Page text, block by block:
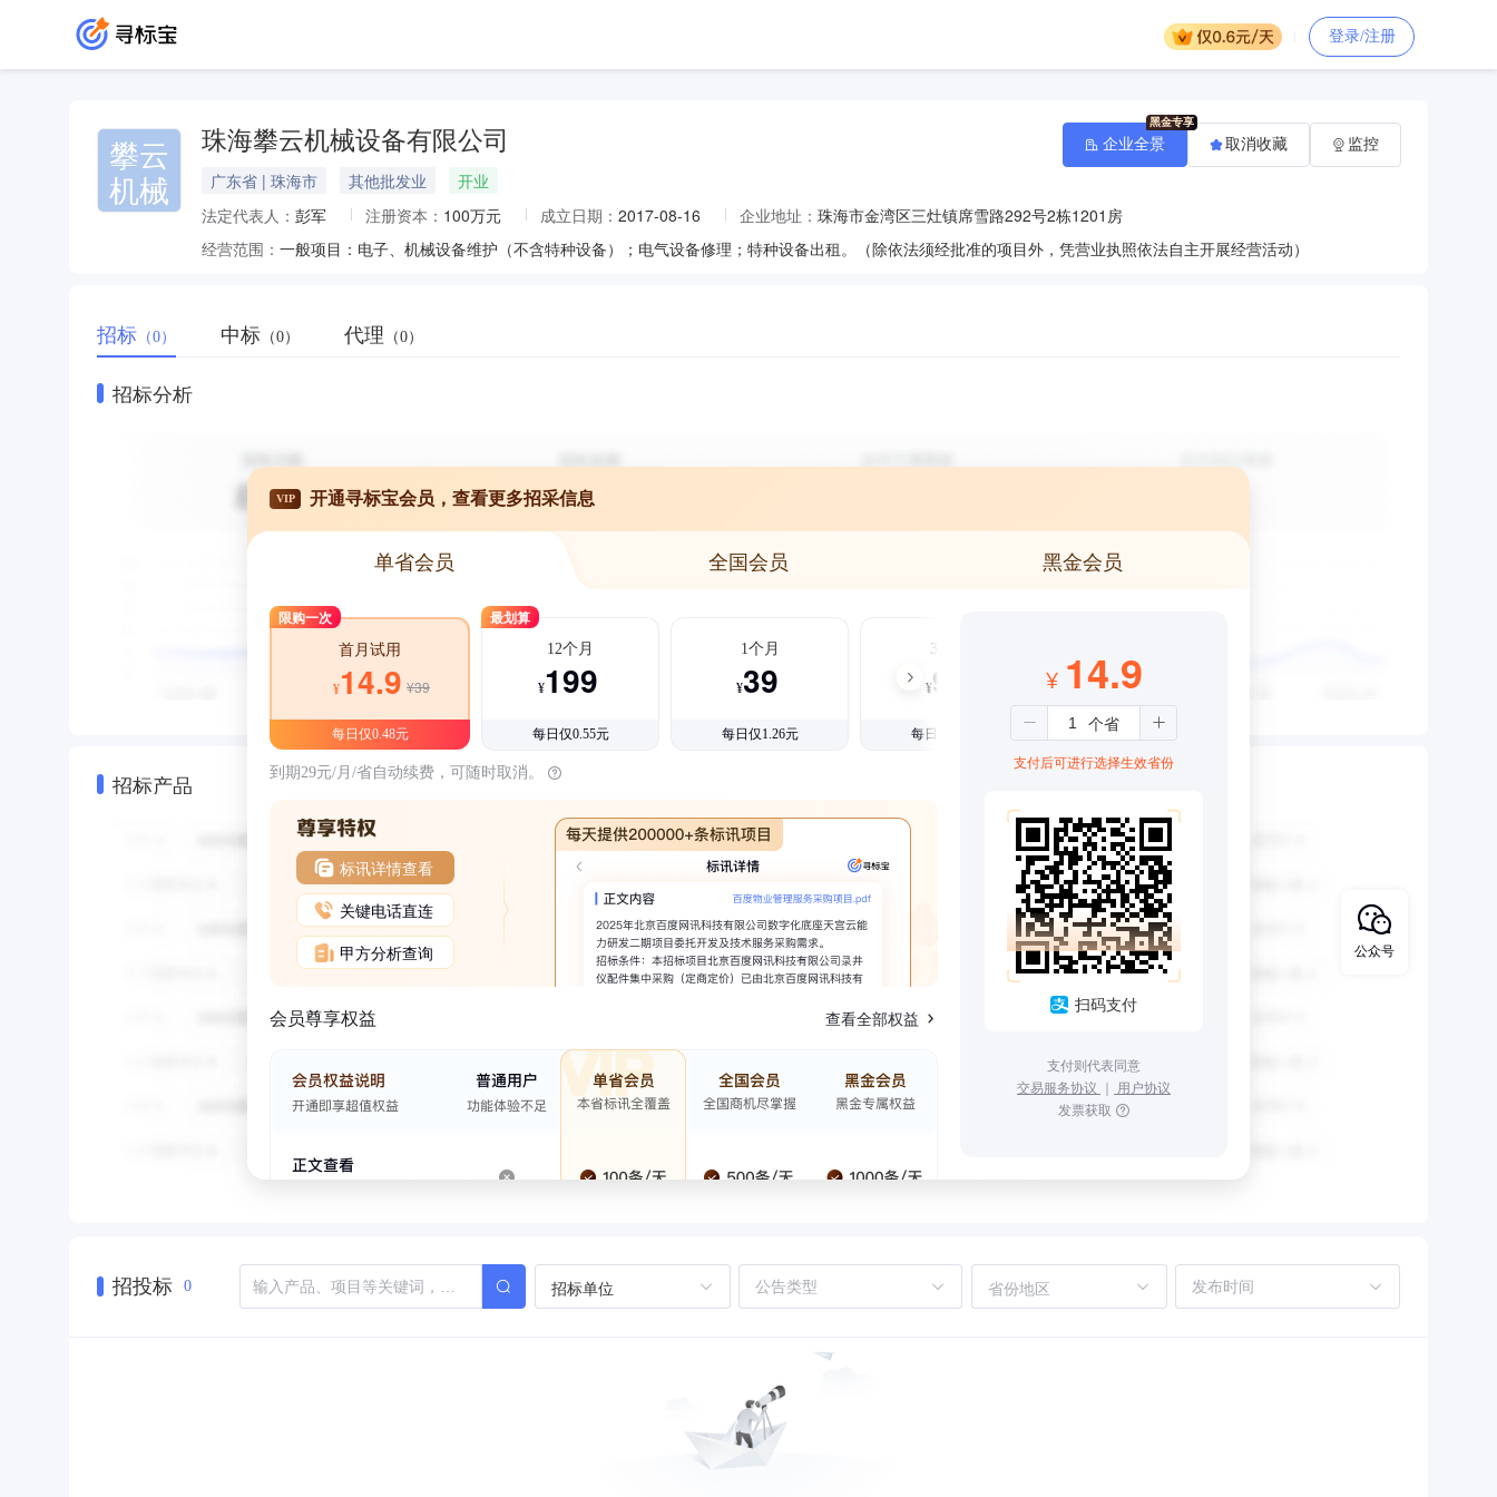
登录/注册
攀云
机械
珠海攀云机械设备有限公司
广东省 | 珠海市 其他批发业
开业
法定代表人： 彭军 注册资本： 100万元 成立日期： 2017-08-16 企业地址： 珠海市金湾区三灶镇席雪路292号2栋1201房
经营范围： 一般项目：电子、机械设备维护（不含特种设备）；电气设备修理；特种设备出租。（除依法须经批准的项目外，凭营业执照依法自主开展经营活动）
企业全景 取消收藏 监控
招标 （0） 中标 （0） 代理 （0）
招标分析
招标产品
VIP 开通寻标宝会员，查看更多招采信息
单省会员 全国会员 黑金会员
限购一次
首月试用
¥14.9 ¥39
每日仅0.48元
最划算
12个月
¥199
每日仅0.55元
1个月
¥39
每日仅1.26元
3个月
¥99
每日仅1.08元
到期29元/月/省自动续费，可随时取消。
标讯详情查看
关键电话直连
甲方分析查询
会员尊享权益 查看全部权益
¥ 14.9
支付后可进行选择生效省份
扫码支付
支付则代表同意
交易服务协议 ｜ 用户协议
发票获取
招投标 0 招标单位 省份地区
公众号